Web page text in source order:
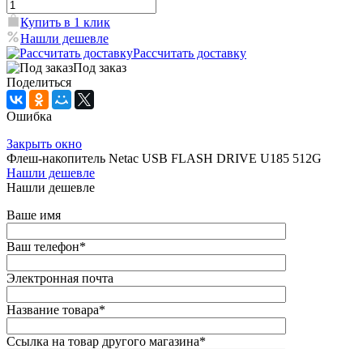
Купить в 1 клик
Нашли дешевле
Рассчитать доставку
Под заказ
Поделиться
Ошибка
Закрыть окно
Флеш-накопитель Netac USB FLASH DRIVE U185 512G
Нашли дешевле
Нашли дешевле
Ваше имя
Ваш телефон*
Электронная почта
Название товара*
Ссылка на товар другого магазина*